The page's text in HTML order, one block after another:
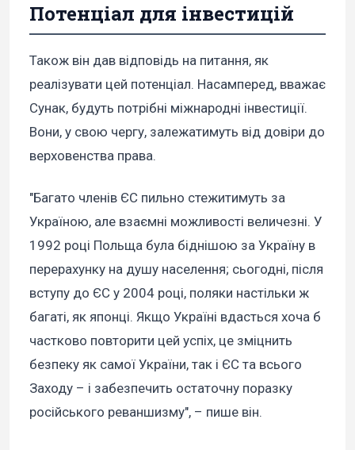
Потенціал для інвестицій
Також він дав відповідь на питання, як
реалізувати цей потенціал. Насамперед, вважає
Сунак, будуть потрібні міжнародні інвестиції.
Вони, у свою чергу, залежатимуть від довіри до
верховенства права.
"Багато членів ЄС пильно стежитимуть за
Україною, але взаємні можливості величезні. У
1992 році Польща була біднішою за Україну в
перерахунку на душу населення; сьогодні, після
вступу до ЄС у 2004 році, поляки настільки ж
багаті, як японці. Якщо Україні вдасться хоча б
частково повторити цей успіх, це зміцнить
безпеку як самої України, так і ЄС та всього
Заходу – і забезпечить остаточну поразку
російського реваншизму", – пише він.